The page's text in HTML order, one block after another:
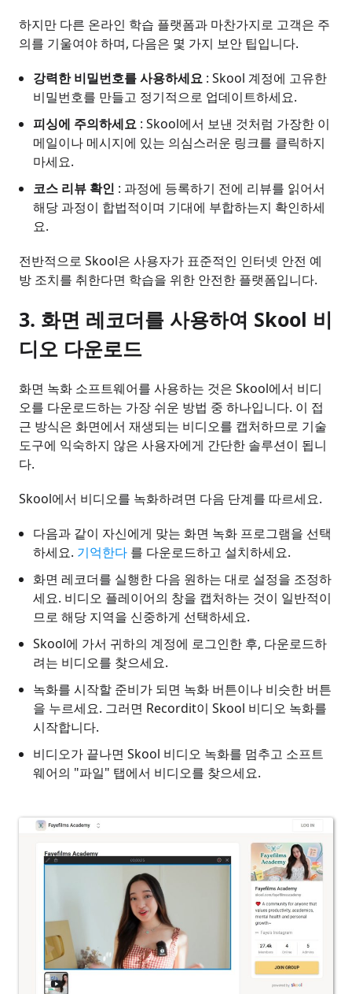
하지만 다른 온라인 학습 플랫폼과 마찬가지로 고객은 주
의를 기울여야 하며, 다음은 몇 가지 보안 팁입니다.
강력한 비밀번호를 사용하세요 : Skool 계정에 고유한
비밀번호를 만들고 정기적으로 업데이트하세요.
피싱에 주의하세요 : Skool에서 보낸 것처럼 가장한 이
메일이나 메시지에 있는 의심스러운 링크를 클릭하지
마세요.
코스 리뷰 확인 : 과정에 등록하기 전에 리뷰를 읽어서
해당 과정이 합법적이며 기대에 부합하는지 확인하세
요.
전반적으로 Skool은 사용자가 표준적인 인터넷 안전 예
방 조치를 취한다면 학습을 위한 안전한 플랫폼입니다.
3. 화면 레코더를 사용하여 Skool 비
디오 다운로드
화면 녹화 소프트웨어를 사용하는 것은 Skool에서 비디
오를 다운로드하는 가장 쉬운 방법 중 하나입니다. 이 접
근 방식은 화면에서 재생되는 비디오를 캡처하므로 기술
도구에 익숙하지 않은 사용자에게 간단한 솔루션이 됩니
다.
Skool에서 비디오를 녹화하려면 다음 단계를 따르세요.
다음과 같이 자신에게 맞는 화면 녹화 프로그램을 선택
하세요. 기억한다 를 다운로드하고 설치하세요.
화면 레코더를 실행한 다음 원하는 대로 설정을 조정하
세요. 비디오 플레이어의 창을 캡처하는 것이 일반적이
므로 해당 지역을 신중하게 선택하세요.
Skool에 가서 귀하의 계정에 로그인한 후, 다운로드하
려는 비디오를 찾으세요.
녹화를 시작할 준비가 되면 녹화 버튼이나 비슷한 버튼
을 누르세요. 그러면 Recordit이 Skool 비디오 녹화를
시작합니다.
비디오가 끝나면 Skool 비디오 녹화를 멈추고 소프트
웨어의 "파일" 탭에서 비디오를 찾으세요.